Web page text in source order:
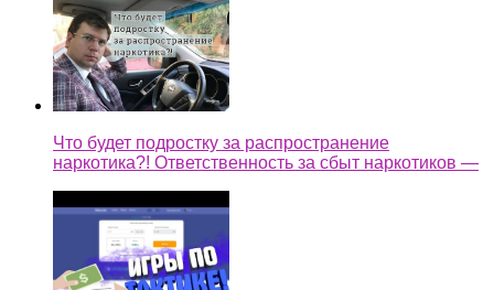
Что будет подростку за распространение
наркотика?! Ответственность за сбыт наркотиков —